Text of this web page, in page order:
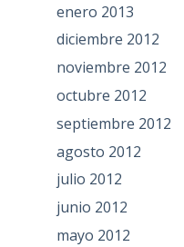
enero 2013
diciembre 2012
noviembre 2012
octubre 2012
septiembre 2012
agosto 2012
julio 2012
junio 2012
mayo 2012